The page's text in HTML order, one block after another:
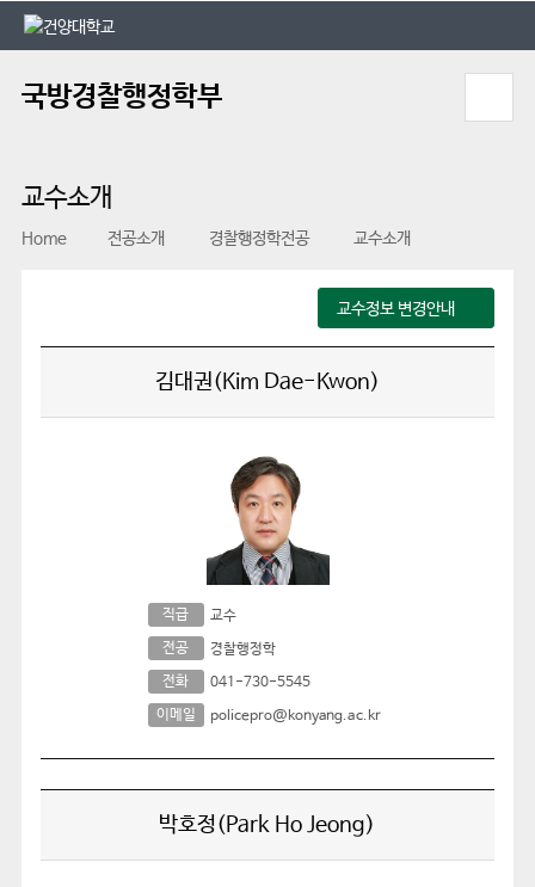
본문 바로가기
대메뉴 바로가기
국방경찰행정학부
교수소개
Home 전공소개 경찰행정학전공 교수소개
교수정보 변경안내
김대권(Kim Dae-Kwon)
직급
교수
전공
경찰행정학
전화
041-730-5545
이메일
policepro@konyang.ac.kr
박호정(Park Ho Jeong)